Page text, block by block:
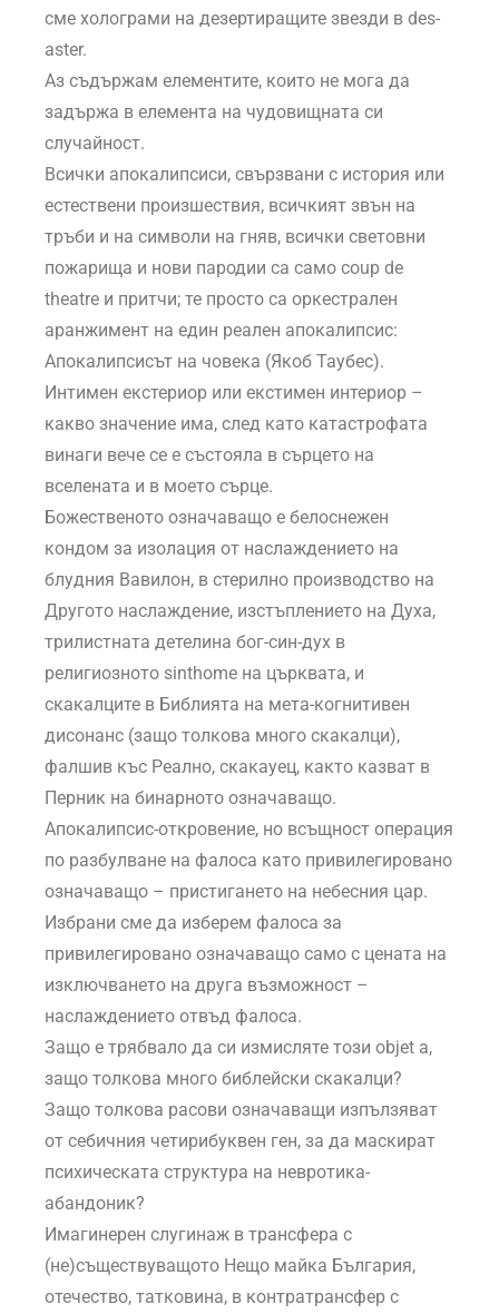
сме холограми на дезертиращите звезди в des-
aster.
Аз съдържам елементите, които не мога да
задържа в елемента на чудовищната си
случайност.
Всички апокалипсиси, свързвани с история или
естествени произшествия, всичкият звън на
тръби и на символи на гняв, всички световни
пожарища и нови пародии са само coup de
theatre и притчи; те просто са оркестрален
аранжимент на един реален апокалипсис:
Апокалипсисът на човека (Якоб Таубес).
Интимен екстериор или екстимен интериор –
какво значение има, след като катастрофата
винаги вече се е състояла в сърцето на
вселената и в моето сърце.
Божественото означаващо е белоснежен
кондом за изолация от наслаждението на
блудния Вавилон, в стерилно производство на
Другото наслаждение, изстъплението на Духа,
трилистната детелина бог-син-дух в
религиозното sinthome на църквата, и
скакалците в Библията на мета-когнитивен
дисонанс (защо толкова много скакалци),
фалшив къс Реално, скакауец, както казват в
Перник на бинарното означаващо.
Апокалипсис-откровение, но всъщност операция
по разбулване на фалоса като привилегировано
означаващо – пристигането на небесния цар.
Избрани сме да изберем фалоса за
привилегировано означаващо само с цената на
изключването на друга възможност –
наслаждението отвъд фалоса.
Защо е трябвало да си измисляте този objet a,
защо толкова много библейски скакалци?
Защо толкова расови означаващи изпълзяват
от себичния четирибуквен ген, за да маскират
психическата структура на невротика-
абандоник?
Имагинерен слугинаж в трансфера с
(не)съществуващото Нещо майка България,
отечество, татковина, в контратрансфер с